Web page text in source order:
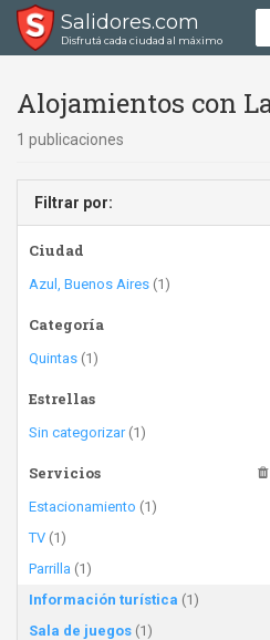
Salidores.com
Disfrutá cada ciudad al máximo
Alojamientos con
1 publicaciones
Filtrar por:
Ciudad
Azul, Buenos Aires (1)
Categoría
Quintas (1)
Estrellas
Sin categorizar(1)
Servicios
Estacionamiento (1)
TV (1)
Parrilla (1)
Información turística (1)
Sala de juegos (1)